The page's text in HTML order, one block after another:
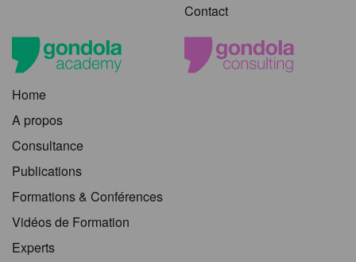
Contact
Home
A propos
Consultance
Publications
Formations & Conférences
Vidéos de Formation
Experts